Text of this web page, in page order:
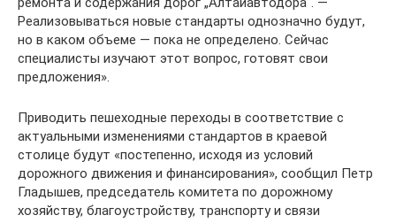
Реализовываться новые стандарты однозначно будут,
но в каком объеме — пока не определено. Сейчас
специалисты изучают этот вопрос, готовят свои
предложения».
Приводить пешеходные переходы в соответствие с
актуальными изменениями стандартов в краевой
столице будут «постепенно, исходя из условий
дорожного движения и финансирования», сообщил Петр
Гладышев, председатель комитета по дорожному
хозяйству, благоустройству, транспорту и связи